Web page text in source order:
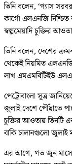
তিনি বলেন, ‘গ্যাস
কার্গো এলএনজি
স্বল্পমেয়াদি চুক্তির
তিনি বলেন, দেশের
থেকেই নিয়মিত
লাখ এমএমবিটিইউ
পেট্রোবাংলা সূত্র
জুলাই দেশে পৌঁছাতে
চুক্তির আওতায় তিনটি
বাকি চালানগুলো জুলাই
এর আগে, গত জুন মাসে